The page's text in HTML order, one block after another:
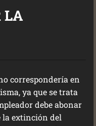
LA
correspondería en
ya que se trata
debe abonar
la extinción del